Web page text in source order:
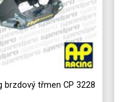
brzdový třmen CP 3228